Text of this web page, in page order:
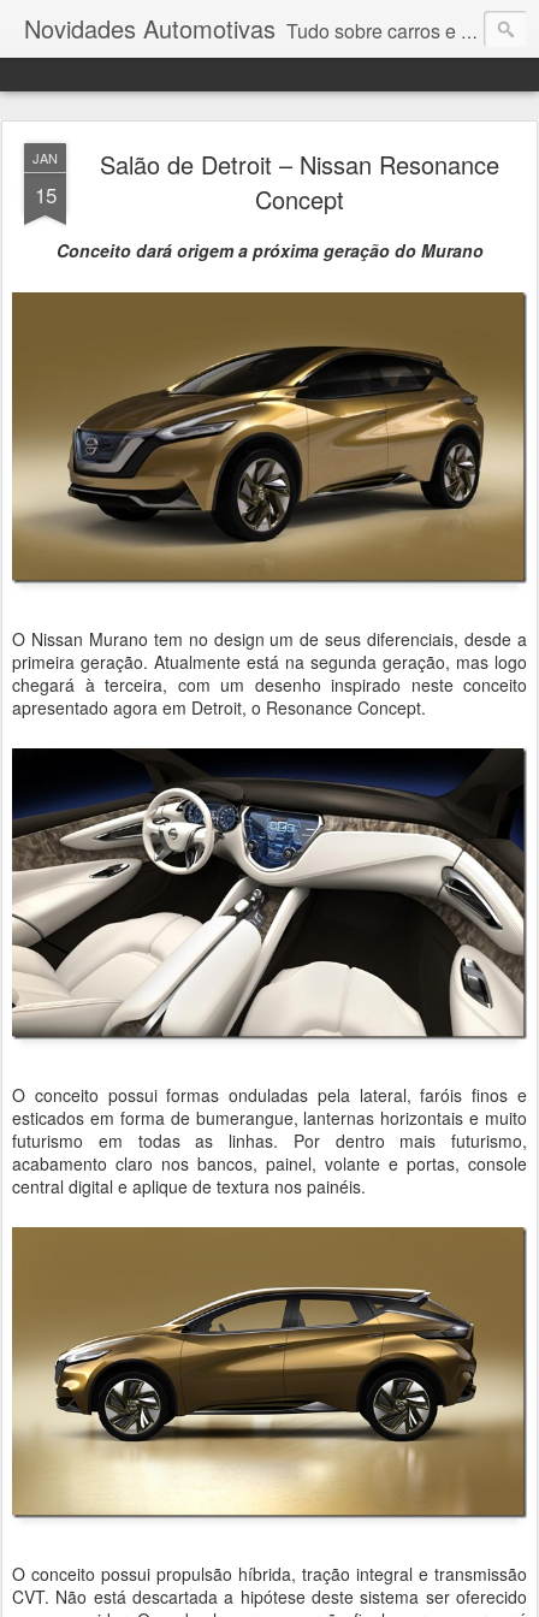
Novidades Automotivas Tudo sobre carros e motores
JAN
15
Salão de Detroit – Nissan Resonance
Concept
Conceito dará origem a próxima geração do Murano
O Nissan Murano tem no design um de seus diferenciais, desde a
primeira geração. Atualmente está na segunda geração, mas logo
chegará à terceira, com um desenho inspirado neste conceito
apresentado agora em Detroit, o Resonance Concept.
O conceito possui formas onduladas pela lateral, faróis finos e
esticados em forma de bumerangue, lanternas horizontais e muito
futurismo em todas as linhas. Por dentro mais futurismo,
acabamento claro nos bancos, painel, volante e portas, console
central digital e aplique de textura nos painéis.
O conceito possui propulsão híbrida, tração integral e transmissão
CVT. Não está descartada a hipótese deste sistema ser oferecido